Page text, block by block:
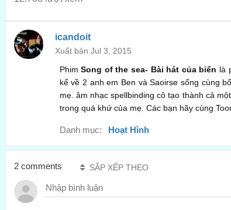
icandoit
Xuất bản Jul 3, 2015
PhimSong of the sea- Bài hát của biển là
kể về 2 anh em Ben và Saoirse sống cùng
mẹ. âm nhạc spellbinding cô tạo thành cả
trong quá khứ của mẹ. Các bạn hãy cùng
Danh mục: Hoạt Hình
2 comments SẮP XẾP THEO